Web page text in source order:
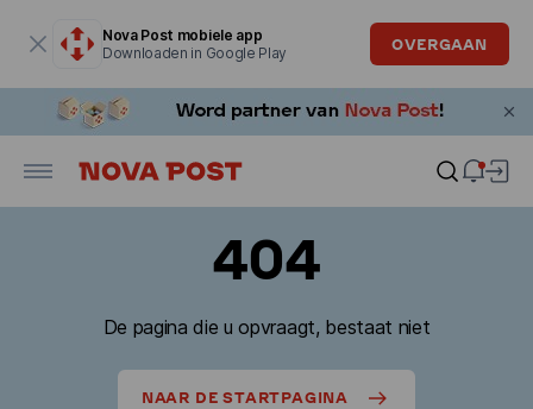
Nova Post mobiele app
Downloaden in Google Play
OVERGAAN
404
De pagina die u opvraagt, bestaat niet
NAAR DE STARTPAGINA